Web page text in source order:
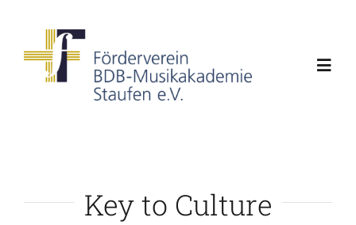
content
Key to Culture